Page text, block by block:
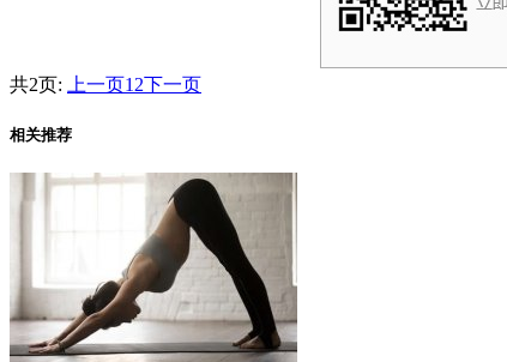
共2页: 上一页1 2下一页
相关推荐